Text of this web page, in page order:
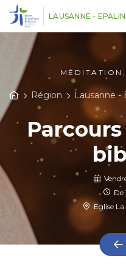
LAUSANNE -
Région Lausanne -
De
Eglise
Panneau de gestion des